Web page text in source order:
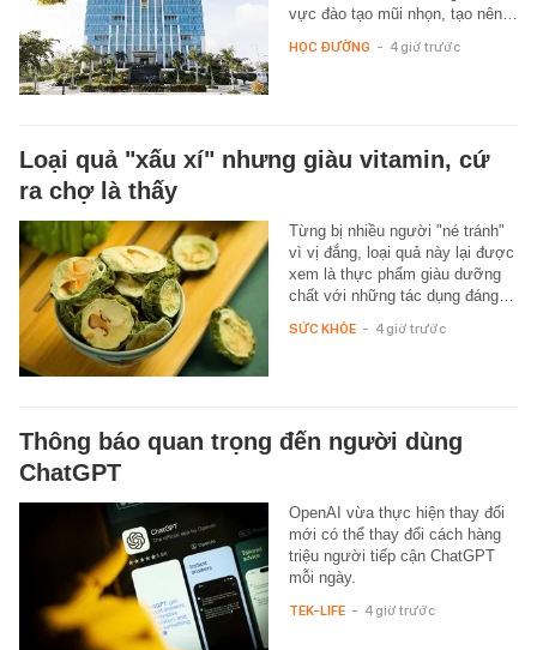
vực đào tạo mũi nhọn, tạo nên…
HỌC ĐƯỜNG - 4 giờ trước
Loại quả "xấu xí" nhưng giàu vitamin, cứ
ra chợ là thấy
Từng bị nhiều người "né tránh"
vì vị đắng, loại quả này lại được
xem là thực phẩm giàu dưỡng
chất với những tác dụng đáng…
SỨC KHỎE - 4 giờ trước
Thông báo quan trọng đến người dùng
ChatGPT
OpenAI vừa thực hiện thay đổi
mới có thể thay đổi cách hàng
triệu người tiếp cận ChatGPT
mỗi ngày.
TEK-LIFE - 4 giờ trước